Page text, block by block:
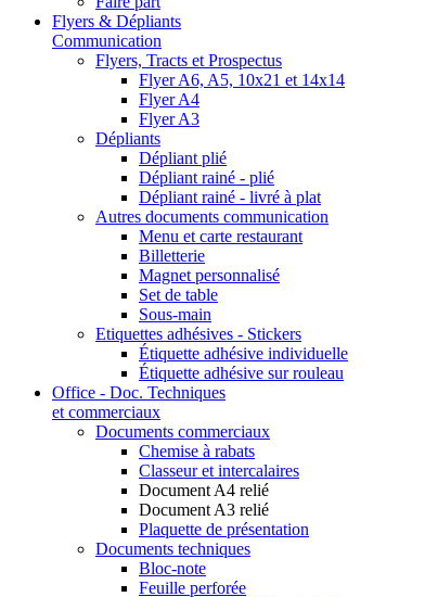
Flyers & Dépliants
Communication
Flyers, Tracts et Prospectus
Flyer A6, A5, 10x21 et 14x14
Flyer A4
Flyer A3
Dépliants
Dépliant plié
Dépliant rainé - plié
Dépliant rainé - livré à plat
Autres documents communication
Menu et carte restaurant
Billetterie
Magnet personnalisé
Set de table
Sous-main
Etiquettes adhésives - Stickers
Étiquette adhésive individuelle
Étiquette adhésive sur rouleau
Office - Doc. Techniques
et commerciaux
Documents commerciaux
Chemise à rabats
Classeur et intercalaires
Document A4 relié
Document A3 relié
Plaquette de présentation
Documents techniques
Bloc-note
Feuille perforée